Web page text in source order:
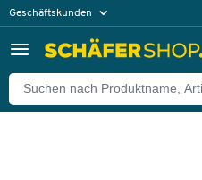
Geschäftskunden
Zurück